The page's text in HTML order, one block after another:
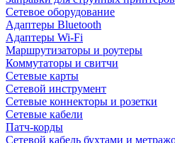
Сетевое оборудование
Адаптеры Bluetooth
Адаптеры Wi-Fi
Маршрутизаторы и роутеры
Коммутаторы и свитчи
Сетевые карты
Сетевой инструмент
Сетевые коннекторы и розетки
Сетевые кабели
Патч-корды
Сетевой кабель бухтами и